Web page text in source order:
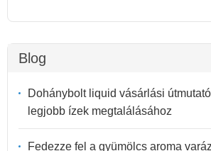
Blog
Dohánybolt liquid vásárlási
legjobb ízek megtalálásához
Fedezze fel a gyümölcs aroma